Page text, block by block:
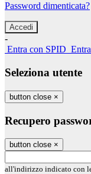
Password dimenticata?
-
Entra con SPID
Seleziona utente
button close ×
Recupero
button close ×
all'indirizzo indicato con